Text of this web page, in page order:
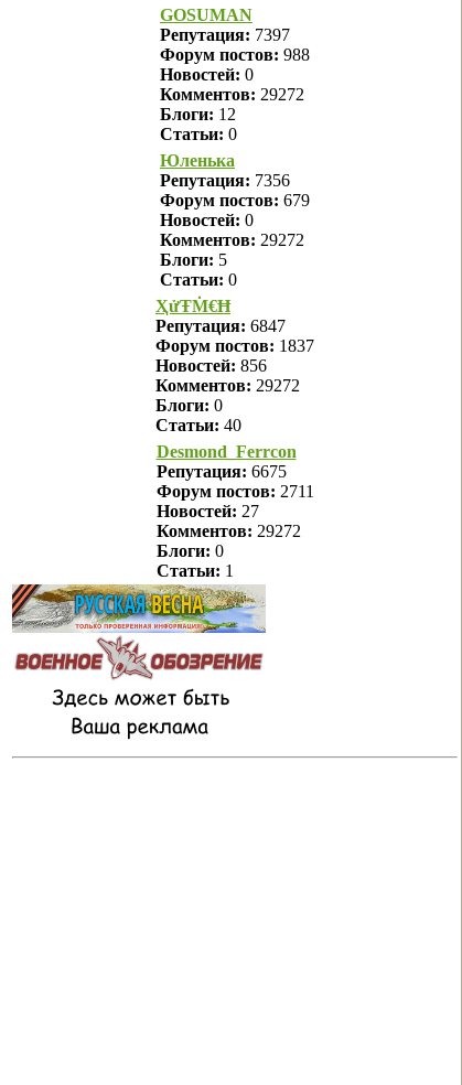
GOSUMAN
Репутация: 7397
Форум постов: 988
Новостей: 0
Комментов: 29272
Блоги: 12
Статьи: 0
Юленька
Репутация: 7356
Форум постов: 679
Новостей: 0
Комментов: 29272
Блоги: 5
Статьи: 0
ҲửŦṀ€Ħ
Репутация: 6847
Форум постов: 1837
Новостей: 856
Комментов: 29272
Блоги: 0
Статьи: 40
Desmond_Ferrcon
Репутация: 6675
Форум постов: 2711
Новостей: 27
Комментов: 29272
Блоги: 0
Статьи: 1